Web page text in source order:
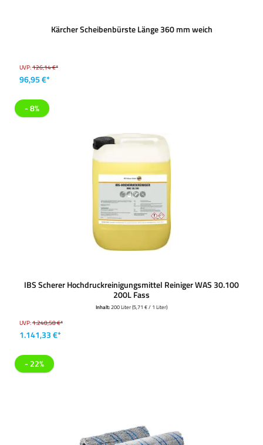
Kärcher Scheibenbürste Länge 360 mm weich
UVP:126,14 €*
96,95 €*
- 8%
IBS Scherer Hochdruckreinigungsmittel Reiniger WAS 30.100
200L Fass
Inhalt:200 Liter(5,71 € / 1 Liter)
UVP:1.240,58 €*
1.141,33 €*
- 22%